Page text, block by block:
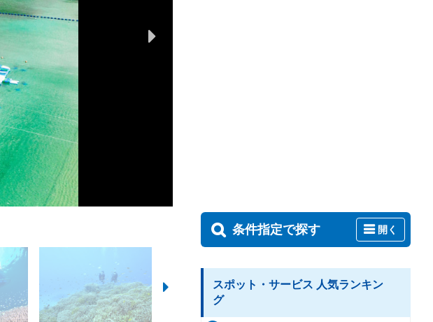
条件指定で探す 開く
スポット・サービス 人気ランキン
グ